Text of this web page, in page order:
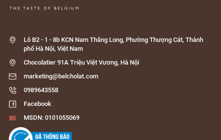
Lô B2 - 1 - 8b KCN Nam Thăng Long, Phường Thượng Cát, Thành
phố Hà Nội, Việt Nam
Chocolatier 91A Triệu Việt Vương, Hà Nội
marketing@belcholat.com
0989643558
Facebook
MSDN: 0101055069